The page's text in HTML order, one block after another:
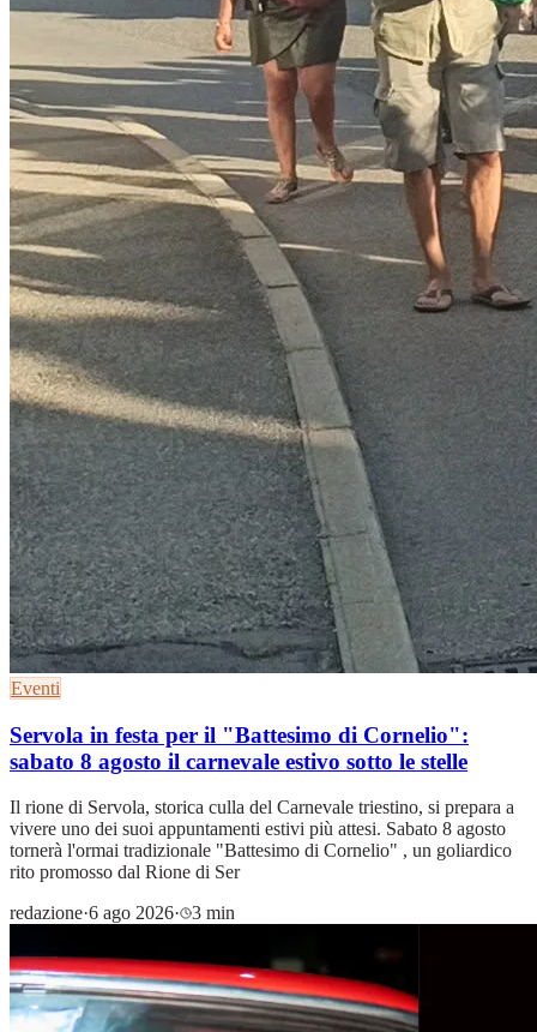
Eventi
Servola in festa per il "Battesimo di Cornelio":
sabato 8 agosto il carnevale estivo sotto le stelle
Il rione di Servola, storica culla del Carnevale triestino, si prepara a
vivere uno dei suoi appuntamenti estivi più attesi. Sabato 8 agosto
tornerà l'ormai tradizionale "Battesimo di Cornelio" , un goliardico
rito promosso dal Rione di Ser
redazione·6 ago 2026· 3 min